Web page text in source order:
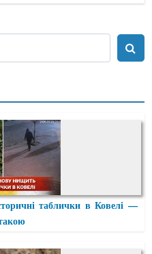
таблички в Ковелі —